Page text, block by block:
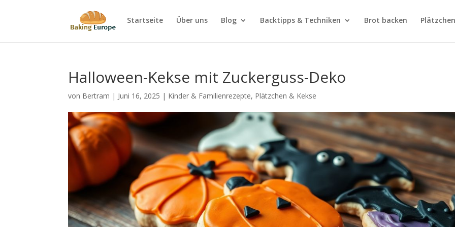
Startseite Über uns Blog Backtipps & Techniken Brot backen
Halloween-Kekse mit Zuckerguss-Deko
von Bertram | Juni 16, 2025 | Kinder & Familienrezepte, Plätzchen & Kekse